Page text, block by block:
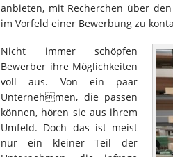
anbieten, mit Recherchen über
im Vorfeld einer Bewerbung zu
Nicht immer schöpfen
Bewerber ihre Möglichkeiten
voll aus. Von ein paar
Unternehmen, die passen
können, hören sie aus ihrem
Umfeld. Doch das ist meist
nur ein kleiner Teil der